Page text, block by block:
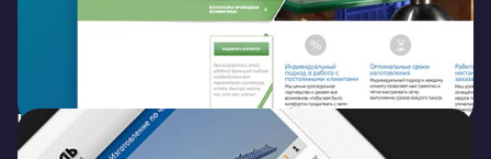
Челябпромдеталь
ООО «Челябпромдеталь»